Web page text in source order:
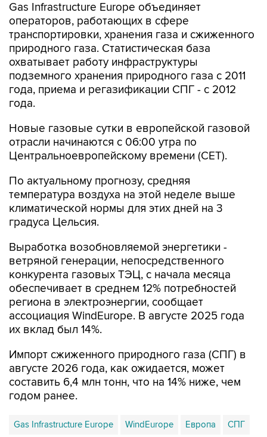
Gas Infrastructure Europe объединяет
операторов, работающих в сфере
транспортировки, хранения газа и сжиженного
природного газа. Статистическая база
охватывает работу инфраструктуры
подземного хранения природного газа с 2011
года, приема и регазификации СПГ - с 2012
года.
Новые газовые сутки в европейской газовой
отрасли начинаются c 06:00 утра по
Центральноевропейскому времени (CET).
По актуальному прогнозу, средняя
температура воздуха на этой неделе выше
климатической нормы для этих дней на 3
градуса Цельсия.
Выработка возобновляемой энергетики -
ветряной генерации, непосредственного
конкурента газовых ТЭЦ, с начала месяца
обеспечивает в среднем 12% потребностей
региона в электроэнергии, сообщает
ассоциация WindEurope. В августе 2025 года
их вклад был 14%.
Импорт сжиженного природного газа (СПГ) в
августе 2026 года, как ожидается, может
составить 6,4 млн тонн, что на 14% ниже, чем
годом ранее.
Gas Infrastructure Europe WindEurope Европа СПГ